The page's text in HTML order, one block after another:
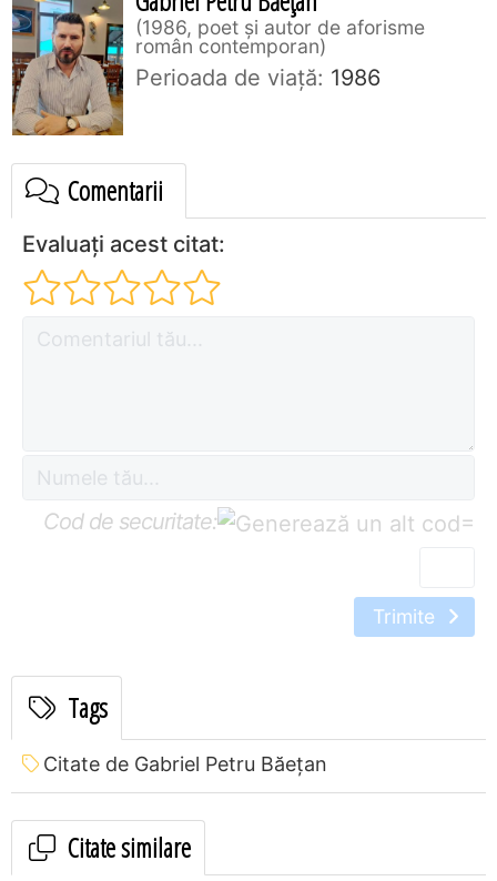
1986, poet și autor de aforisme
român contemporan
Perioada de viaţă: 1986
Comentarii
Evaluați acest citat:
Cod de securitate: =
Trimite
Tags
Citate de Gabriel Petru Băețan
Citate similare